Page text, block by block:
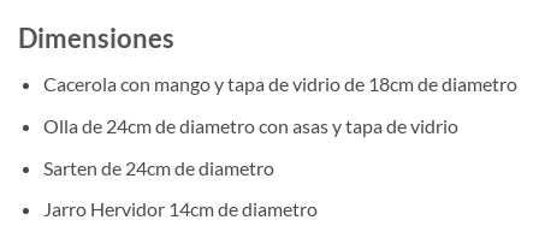
Dimensiones
Cacerola con mango y tapa de vidrio de 18cm de diametro
Olla de 24cm de diametro con asas y tapa de vidrio
Sarten de 24cm de diametro
Jarro Hervidor 14cm de diametro